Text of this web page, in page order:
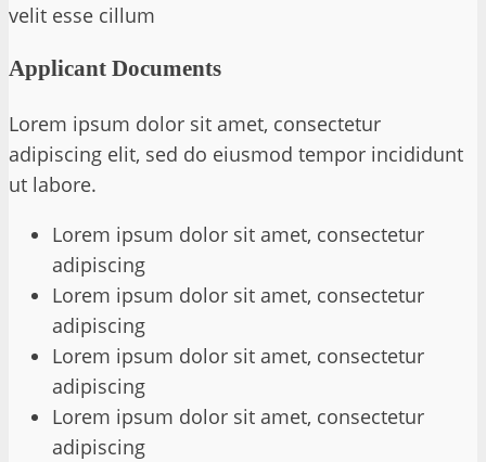
velit esse cillum
Applicant Documents
Lorem ipsum dolor sit amet, consectetur
adipiscing elit, sed do eiusmod tempor incididunt
ut labore.
Lorem ipsum dolor sit amet, consectetur
adipiscing
Lorem ipsum dolor sit amet, consectetur
adipiscing
Lorem ipsum dolor sit amet, consectetur
adipiscing
Lorem ipsum dolor sit amet, consectetur
adipiscing